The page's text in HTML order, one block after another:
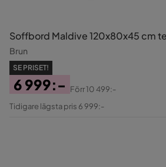
Soffbord Maldive 120x80x45 cm
Brun
SE PRISET!
Pris
6 999:-
Original
Förr10 499:-
Tidigare lägsta pris 6 999:-